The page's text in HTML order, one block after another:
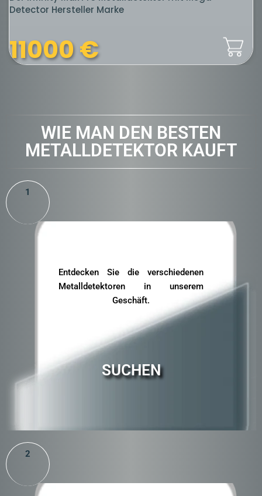
Detector Hersteller Marke
11000€
WIE MAN DEN BESTEN
METALLDETEKTOR KAUFT
1
Entdecken Sie die verschiedenen
Metalldetektoren in unserem
Geschäft.
SUCHEN
2